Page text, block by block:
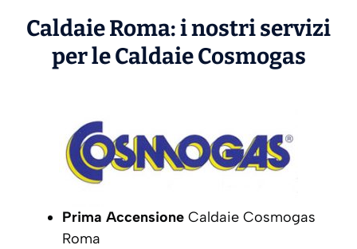
Caldaie Roma: i nostri servizi
per le CaldaieCosmogas
Prima Accensione Caldaie Cosmogas
Roma